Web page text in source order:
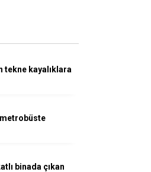
tekne kayalıklara
metrobüste
binada çıkan